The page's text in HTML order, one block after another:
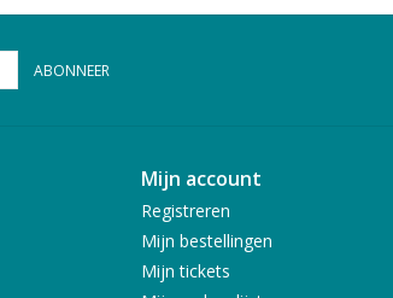
ABONNEER
Mijn account
Registreren
Mijn bestellingen
Mijn tickets